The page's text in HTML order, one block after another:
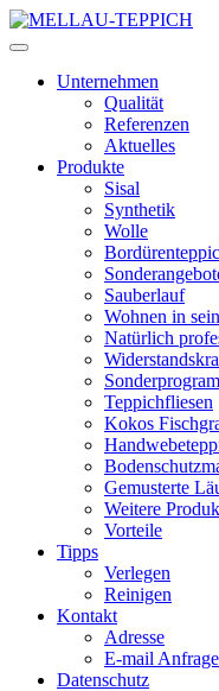
Unternehmen
Qualität
Referenzen
Aktuelles
Produkte
Sisal
Synthetik
Wolle
Sauberlauf
Wohnen in
Natürlich
Teppichfliesen
Kokos
Gemusterte
Weitere
Vorteile
Tipps
Verlegen
Reinigen
Kontakt
Adresse
E-mail
Datenschutz